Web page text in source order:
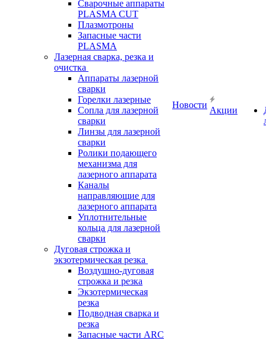
Сварочные аппараты
PLASMA CUT
Плазмотроны
Запасные части
PLASMA
Лазерная сварка, резка и
очистка
Аппараты лазерной
сварки
Горелки лазерные
Сопла для лазерной
сварки
Линзы для лазерной
сварки
Ролики подающего
механизма для
лазерного аппарата
Каналы
направляющие для
лазерного аппарата
Уплотнительные
кольца для лазерной
сварки
Дуговая строжка и
экзотермическая резка
Воздушно-дуговая
строжка и резка
Экзотермическая
резка
Подводная сварка и
резка
Запасные части ARC
Новости
Акции